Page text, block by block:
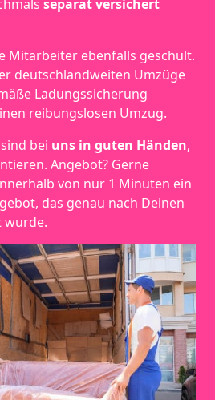
separat versichert
Mitarbeiter ebenfalls geschult.
deutschlandweiten Umzüge
Ladungssicherung
reibungslosen Umzug.
bei uns in guten Händen,
Angebot? Gerne
von nur 1 Minuten ein
das genau nach Deinen
wurde.